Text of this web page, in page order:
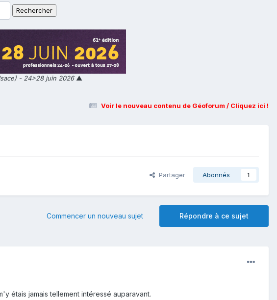
- 24>28 juin 2026▲
Voir le nouveau contenu de Géoforum / Cliquez ici !
Partager Abonnés 1
Répondre à ce sujet
Commencer un nouveau sujet
étais jamais tellement intéressé auparavant.